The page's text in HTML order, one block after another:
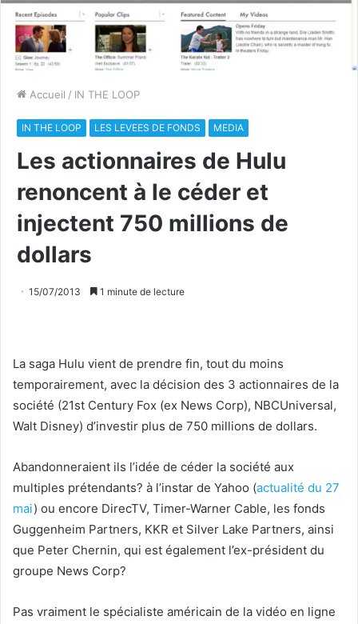
Accueil / IN THE LOOP
IN THE LOOP LES LEVEES DE FONDS MEDIA
Les actionnaires de Hulu
renoncent à le céder et
injectent 750 millions de
dollars
15/07/2013 1 minute de lecture
La saga Hulu vient de prendre fin, tout du moins
temporairement, avec la décision des 3 actionnaires de la
société (21st Century Fox (ex News Corp), NBCUniversal,
Walt Disney) d’investir plus de 750 millions de dollars.
Abandonneraient ils l’idée de céder la société aux
multiples prétendants? à l’instar de Yahoo (actualité du 27
mai) ou encore DirecTV, Timer-Warner Cable, les fonds
Guggenheim Partners, KKR et Silver Lake Partners, ainsi
que Peter Chernin, qui est également l’ex-président du
groupe News Corp?
Pas vraiment le spécialiste américain de la vidéo en ligne